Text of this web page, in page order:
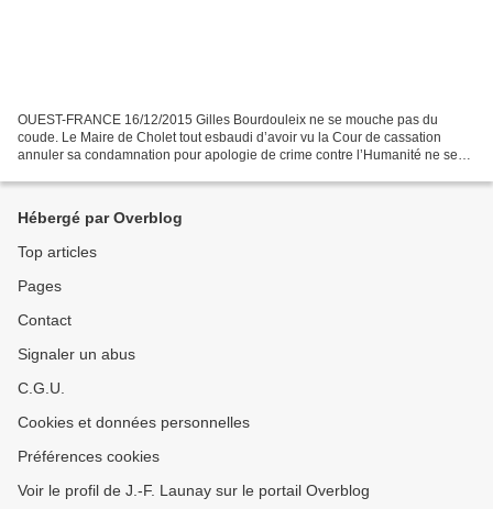
OUEST-FRANCE 16/12/2015 Gilles Bourdouleix ne se mouche pas du
coude. Le Maire de Cholet tout esbaudi d’avoir vu la Cour de cassation
annuler sa condamnation pour apologie de crime contre l’Humanité ne se
Hébergé par Overblog
Top articles
Pages
Contact
Signaler un abus
C.G.U.
Cookies et données personnelles
Préférences cookies
Voir le profil de J.-F. Launay sur le portail Overblog